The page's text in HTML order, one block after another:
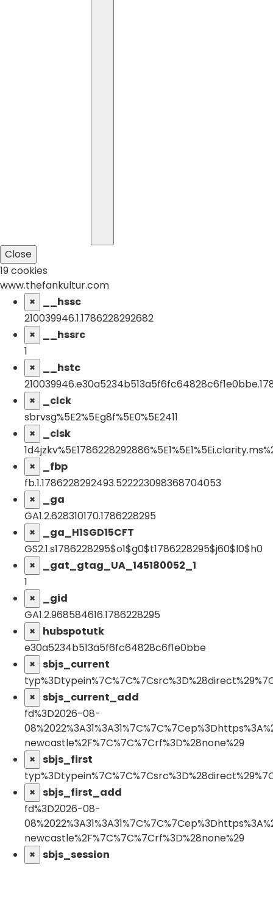
Close
19 cookies
www.thefankultur.com
×
__hssc
210039946.1.1786228292682
×
__hssrc
1
×
__hstc
×
_clck
sbrvsg%5E2%5Eg8f%5E0%5E2411
×
_clsk
×
_fbp
fb.1.1786228292493.522223098368704053
×
_ga
GA1.2.628310170.1786228295
×
_ga_H1SGD15CFT
GS2.1.s1786228295$o1$g0$t1786228295$j60$l0$h0
×
_gat_gtag_UA_145180052_1
1
×
_gid
GA1.2.968584616.1786228295
×
hubspotutk
e30a5234b513a5f6fc64828c6f1e0bbe
× sbjs_current
× sbjs_current_add
fd%3D2026-08-
newcastle%2F%7C%7C%7Crf%3D%28none%29
× sbjs_first
× sbjs_first_add
fd%3D2026-08-
newcastle%2F%7C%7C%7Crf%3D%28none%29
× sbjs_session